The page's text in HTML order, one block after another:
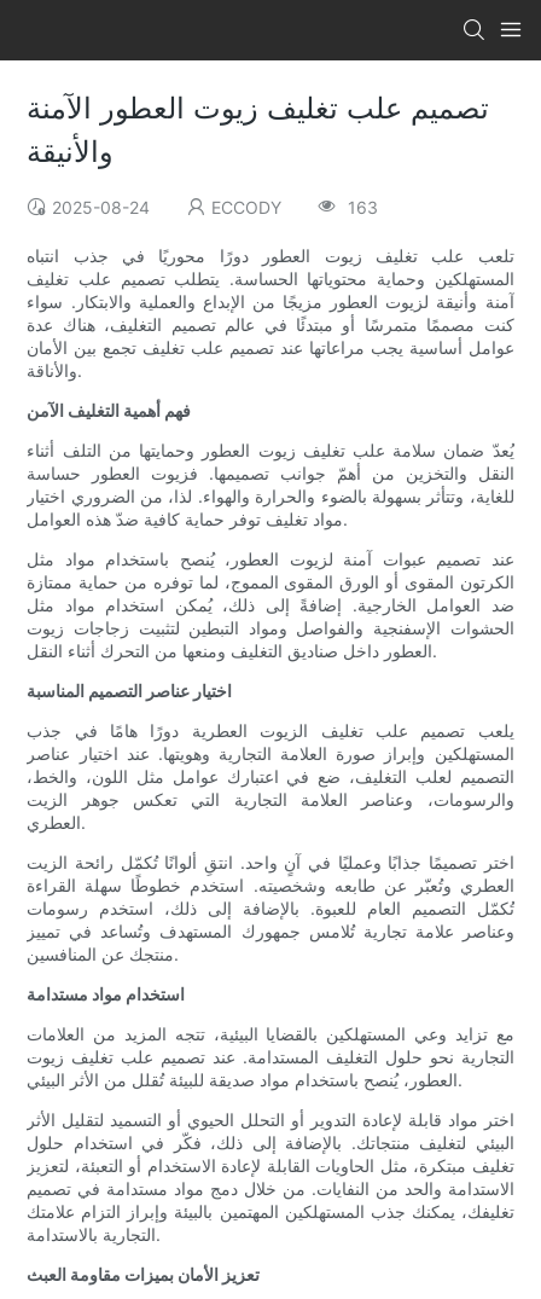
تصميم علب تغليف زيوت العطور الآمنة
والأنيقة
2025-08-24 ECCODY 163
تلعب علب تغليف زيوت العطور دورًا محوريًا في جذب انتباه
المستهلكين وحماية محتوياتها الحساسة. يتطلب تصميم علب تغليف
آمنة وأنيقة لزيوت العطور مزيجًا من الإبداع والعملية والابتكار. سواء
كنت مصممًا متمرسًا أو مبتدئًا في عالم تصميم التغليف، هناك عدة
عوامل أساسية يجب مراعاتها عند تصميم علب تغليف تجمع بين الأمان
والأناقة.
فهم أهمية التغليف الآمن
يُعدّ ضمان سلامة علب تغليف زيوت العطور وحمايتها من التلف أثناء
النقل والتخزين من أهمّ جوانب تصميمها. فزيوت العطور حساسة
للغاية، وتتأثر بسهولة بالضوء والحرارة والهواء. لذا، من الضروري اختيار
مواد تغليف توفر حماية كافية ضدّ هذه العوامل.
عند تصميم عبوات آمنة لزيوت العطور، يُنصح باستخدام مواد مثل
الكرتون المقوى أو الورق المقوى المموج، لما توفره من حماية ممتازة
ضد العوامل الخارجية. إضافةً إلى ذلك، يُمكن استخدام مواد مثل
الحشوات الإسفنجية والفواصل ومواد التبطين لتثبيت زجاجات زيوت
العطور داخل صناديق التغليف ومنعها من التحرك أثناء النقل.
اختيار عناصر التصميم المناسبة
يلعب تصميم علب تغليف الزيوت العطرية دورًا هامًا في جذب
المستهلكين وإبراز صورة العلامة التجارية وهويتها. عند اختيار عناصر
التصميم لعلب التغليف، ضع في اعتبارك عوامل مثل اللون، والخط،
والرسومات، وعناصر العلامة التجارية التي تعكس جوهر الزيت
العطري.
اختر تصميمًا جذابًا وعمليًا في آنٍ واحد. انتقِ ألوانًا تُكمّل رائحة الزيت
العطري وتُعبّر عن طابعه وشخصيته. استخدم خطوطًا سهلة القراءة
تُكمّل التصميم العام للعبوة. بالإضافة إلى ذلك، استخدم رسومات
وعناصر علامة تجارية تُلامس جمهورك المستهدف وتُساعد في تمييز
منتجك عن المنافسين.
استخدام مواد مستدامة
مع تزايد وعي المستهلكين بالقضايا البيئية، تتجه المزيد من العلامات
التجارية نحو حلول التغليف المستدامة. عند تصميم علب تغليف زيوت
العطور، يُنصح باستخدام مواد صديقة للبيئة تُقلل من الأثر البيئي.
اختر مواد قابلة لإعادة التدوير أو التحلل الحيوي أو التسميد لتقليل الأثر
البيئي لتغليف منتجاتك. بالإضافة إلى ذلك، فكّر في استخدام حلول
تغليف مبتكرة، مثل الحاويات القابلة لإعادة الاستخدام أو التعبئة، لتعزيز
الاستدامة والحد من النفايات. من خلال دمج مواد مستدامة في تصميم
تغليفك، يمكنك جذب المستهلكين المهتمين بالبيئة وإبراز التزام علامتك
التجارية بالاستدامة.
تعزيز الأمان بميزات مقاومة العبث